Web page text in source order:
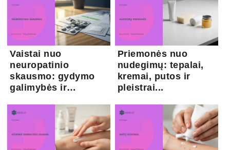
Vaistai nuo
neuropatinio
skausmo: gydymo
galimybės ir
Priemonės nuo
nudegimų: tepalai,
kremai, putos ir
pleistrai...